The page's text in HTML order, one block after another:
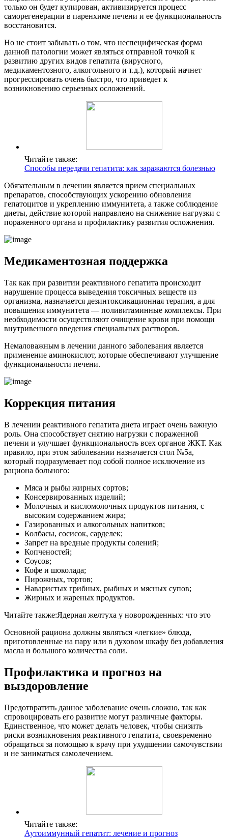
только он будет купирован, активизируется процесс
саморегенерации в паренхиме печени и ее функциональность
восстановится.
Но не стоит забывать о том, что неспецифическая форма
данной патологии может являться отправной точкой к
развитию других видов гепатита (вирусного,
медикаментозного, алкогольного и т.д.), который начнет
прогрессировать очень быстро, что приведет к
возникновению серьезных осложнений.
Читайте также:
Способы передачи гепатита: как заражаются болезнью
Обязательным в лечении является прием специальных
препаратов, способствующих ускорению обновления
гепатоцитов и укреплению иммунитета, а также соблюдение
диеты, действие которой направлено на снижение нагрузки с
пораженного органа и профилактику развития осложнения.
Медикаментозная поддержка
Так как при развитии реактивного гепатита происходит
нарушение процесса выведения токсичных веществ из
организма, назначается дезинтоксикационная терапия, а для
повышения иммунитета — поливитаминные комплексы. При
необходимости осуществляют очищение крови при помощи
внутривенного введения специальных растворов.
Немаловажным в лечении данного заболевания является
применение аминокислот, которые обеспечивают улучшение
функциональности печени.
Коррекция питания
В лечении реактивного гепатита диета играет очень важную
роль. Она способствует снятию нагрузки с пораженной
печени и улучшает функциональность всех органов ЖКТ. Как
правило, при этом заболевании назначается стол №5а,
который подразумевает под собой полное исключение из
рациона больного:
Мяса и рыбы жирных сортов;
Консервированных изделий;
Молочных и кисломолочных продуктов питания, с
высоким содержанием жира;
Газированных и алкогольных напитков;
Колбасы, сосисок, сарделек;
Запрет на вредные продукты солений;
Копченостей;
Соусов;
Кофе и шоколада;
Пирожных, тортов;
Наваристых грибных, рыбных и мясных супов;
Жирных и жареных продуктов.
Читайте также:Ядерная желтуха у новорожденных: что это
Основной рациона должны являться «легкие» блюда,
приготовленные на пару или в духовом шкафу без добавления
масла и большого количества соли.
Профилактика и прогноз на
выздоровление
Предотвратить данное заболевание очень сложно, так как
спровоцировать его развитие могут различные факторы.
Единственное, что может делать человек, чтобы снизить
риски возникновения реактивного гепатита, своевременно
обращаться за помощью к врачу при ухудшении самочувствии
и не заниматься самолечением.
Читайте также:
Аутоиммунный гепатит: лечение и прогноз